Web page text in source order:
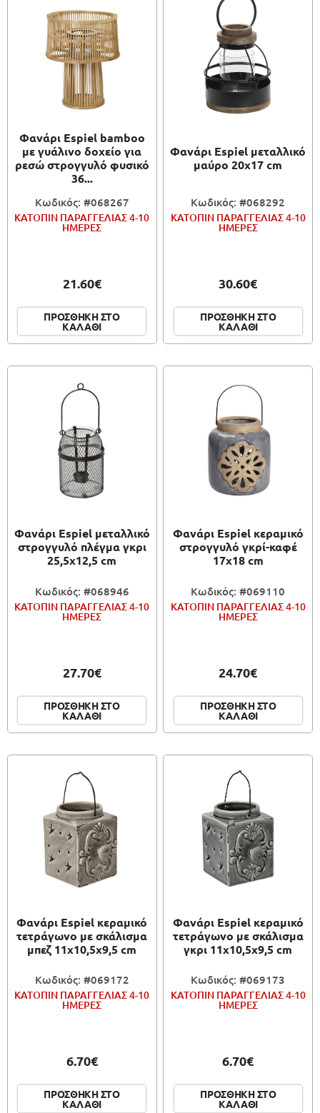
Φανάρι Espiel bamboo
με γυάλινο δοχείο για
ρεσώ στρογγυλό φυσικό
36...
Κωδικός: #068267
ΚΑΤΟΠΙΝ ΠΑΡΑΓΓΕΛΙΑΣ 4-10
ΗΜΕΡΕΣ
21.60€
ΠΡΟΣΘΗΚΗ ΣΤΟ
ΚΑΛΑΘΙ
Φανάρι Espiel μεταλλικό
μαύρο 20x17 cm
Κωδικός: #068292
ΚΑΤΟΠΙΝ ΠΑΡΑΓΓΕΛΙΑΣ 4-10
ΗΜΕΡΕΣ
30.60€
ΠΡΟΣΘΗΚΗ ΣΤΟ
ΚΑΛΑΘΙ
Φανάρι Espiel μεταλλικό
στρογγυλό πλέγμα γκρι
25,5x12,5 cm
Κωδικός: #068946
ΚΑΤΟΠΙΝ ΠΑΡΑΓΓΕΛΙΑΣ 4-10
ΗΜΕΡΕΣ
27.70€
ΠΡΟΣΘΗΚΗ ΣΤΟ
ΚΑΛΑΘΙ
Φανάρι Espiel κεραμικό
στρογγυλό γκρί-καφέ
17x18 cm
Κωδικός: #069110
ΚΑΤΟΠΙΝ ΠΑΡΑΓΓΕΛΙΑΣ 4-10
ΗΜΕΡΕΣ
24.70€
ΠΡΟΣΘΗΚΗ ΣΤΟ
ΚΑΛΑΘΙ
Φανάρι Espiel κεραμικό
τετράγωνο με σκάλισμα
μπεζ 11x10,5x9,5 cm
Κωδικός: #069172
ΚΑΤΟΠΙΝ ΠΑΡΑΓΓΕΛΙΑΣ 4-10
ΗΜΕΡΕΣ
6.70€
ΠΡΟΣΘΗΚΗ ΣΤΟ
ΚΑΛΑΘΙ
Φανάρι Espiel κεραμικό
τετράγωνο με σκάλισμα
γκρι 11x10,5x9,5 cm
Κωδικός: #069173
ΚΑΤΟΠΙΝ ΠΑΡΑΓΓΕΛΙΑΣ 4-10
ΗΜΕΡΕΣ
6.70€
ΠΡΟΣΘΗΚΗ ΣΤΟ
ΚΑΛΑΘΙ